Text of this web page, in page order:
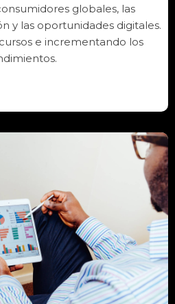
globales, las
y las oportunidades digitales.
e incrementando los